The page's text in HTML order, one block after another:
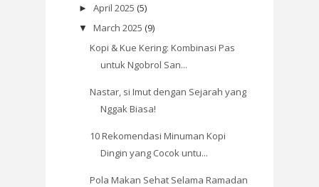
► April 2025 (5)
▼ March 2025 (9)
Kopi & Kue Kering: Kombinasi Pas
untuk Ngobrol San...
Nastar, si Imut dengan Sejarah yang
Nggak Biasa!
10 Rekomendasi Minuman Kopi
Dingin yang Cocok untu...
Pola Makan Sehat Selama Ramadan